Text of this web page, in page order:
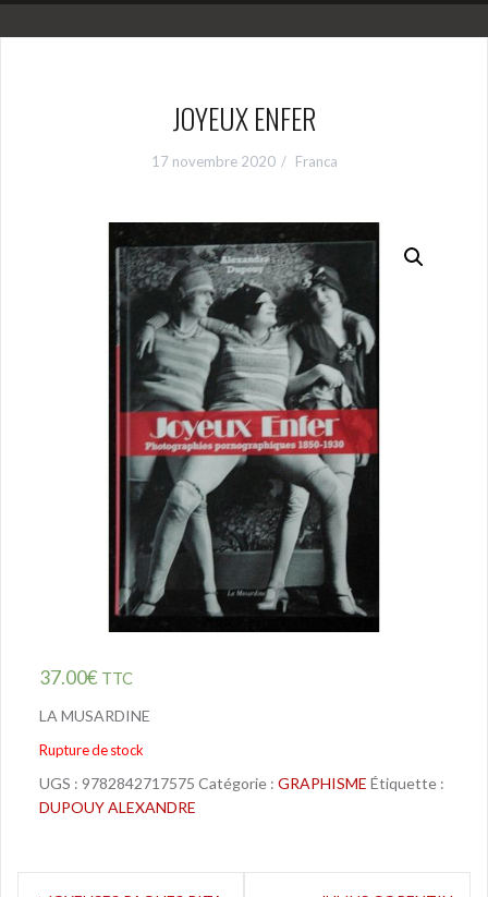
JOYEUX ENFER
17 novembre 2020 Franca
37.00€ TTC
LA MUSARDINE
Rupture de stock
UGS : 9782842717575 Catégorie : GRAPHISME Étiquette :
DUPOUY ALEXANDRE